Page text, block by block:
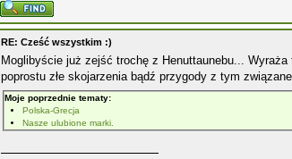
RE: Cześć wszystkim :)
Moglibyście już zejść trochę z Henuttaunebu...
poprostu złe skojarzenia bądź przygody z tym
Moje poprzednie tematy:
Polska-Grecja
Nasze ulubione marki.